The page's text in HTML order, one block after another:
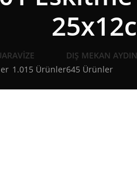
AVIZE
1.015 Ürünler
DIŞ MEKAN
645 Ürünler